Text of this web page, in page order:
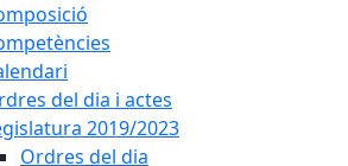
del dia i actes
2019/2023
Ordres del dia